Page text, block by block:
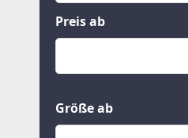
Häuser
Grund und Boden
Miete oder Kauf
Kauf
Preis ab
Größe ab